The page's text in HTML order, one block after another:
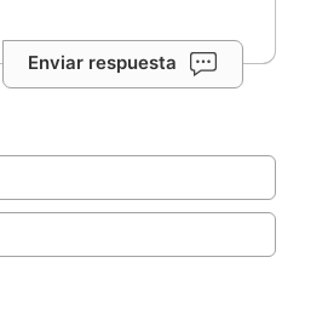
Enviar respuesta